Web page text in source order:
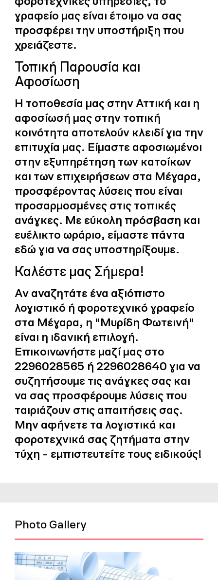
γραφείο μας είναι έτοιμο να σας
προσφέρει την υποστήριξη που
χρειάζεστε.
Τοπική Παρουσία και
Αφοσίωση
Η τοποθεσία μας στην Αττική και η
αφοσίωσή μας στην τοπική
κοινότητα αποτελούν κλειδί για την
επιτυχία μας. Είμαστε αφοσιωμένοι
στην εξυπηρέτηση των κατοίκων
και των επιχειρήσεων στα Μέγαρα,
προσφέροντας λύσεις που είναι
προσαρμοσμένες στις τοπικές
ανάγκες. Με εύκολη πρόσβαση και
ευέλικτο ωράριο, είμαστε πάντα
εδώ για να σας υποστηρίξουμε.
Καλέστε μας Σήμερα!
Αν αναζητάτε ένα αξιόπιστο
λογιστικό ή φοροτεχνικό γραφείο
στα Μέγαρα, η "Μυρίδη Φωτεινή"
είναι η ιδανική επιλογή.
Επικοινωνήστε μαζί μας στο
2296028565 ή 2296028640 για να
συζητήσουμε τις ανάγκες σας και
να σας προσφέρουμε λύσεις που
ταιριάζουν στις απαιτήσεις σας.
Μην αφήνετε τα λογιστικά και
φοροτεχνικά σας ζητήματα στην
τύχη - εμπιστευτείτε τους ειδικούς!
Photo Gallery